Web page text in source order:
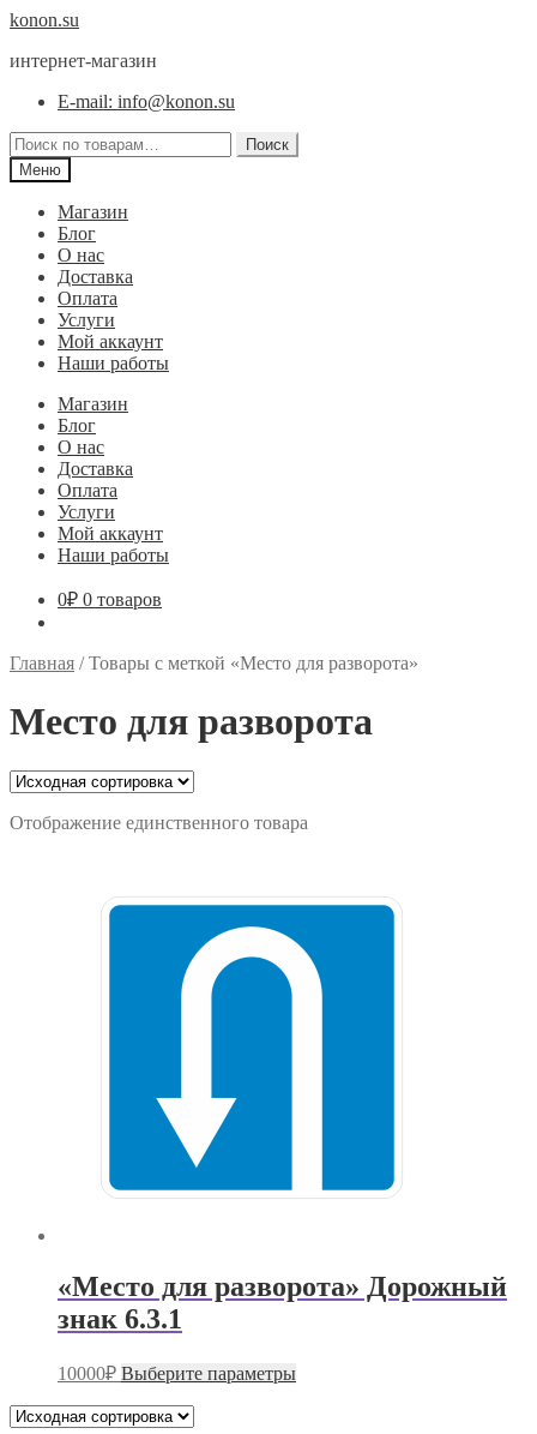
Перейти
навигации
Перейти
содержимому
konon.su
интернет-магазин
E-mail: info@konon.su
Искать:
Поиск
Меню
Магазин
Блог
О нас
Доставка
Оплата
Услуги
Мой аккаунт
Наши работы
Магазин
Блог
О нас
Доставка
Оплата
Услуги
Мой аккаунт
Наши работы
0₽ 0 товаров
Главная /Товары с меткой «Место для разворота»
Место для разворота
Отображение единственного товара
«Место для разворота» Дорожный
знак 6.3.1
10000₽ Выберите параметрыЭтот